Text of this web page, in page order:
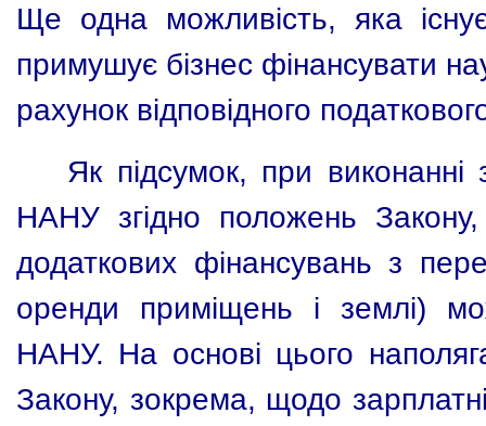
Ще одна можливість, яка
примушує бізнес фінансувати
рахунок відповідного
Як підсумок, при
НАНУ згідно положень
додаткових фінансувань з
оренди приміщень і землі)
НАНУ. На основі цього
Закону, зокрема, щодо